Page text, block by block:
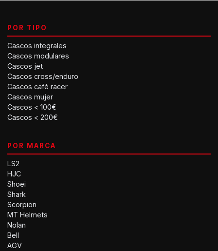
POR TIPO
Cascos integrales
Cascos modulares
Cascos jet
Cascos cross/enduro
Cascos café racer
Cascos mujer
Cascos < 100€
Cascos < 200€
POR MARCA
LS2
HJC
Shoei
Shark
Scorpion
MT Helmets
Nolan
Bell
AGV